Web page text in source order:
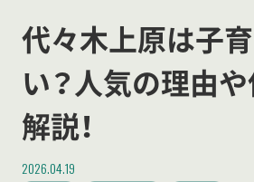
お知らせ
代々木上原は子
い？人気の理由
解説！
2026.04.19